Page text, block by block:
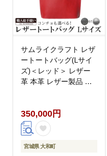
サムライクラフト レザ
ートートバッグ(Lサイ
ズ)＜レッド＞ レザー
革 本革 レザー製品 革
い ハンドメイド ファッ
ション 小物 Samurai
Craft【株式会社Stand
Field】ta282-red
350,000円
宮城県 大和町